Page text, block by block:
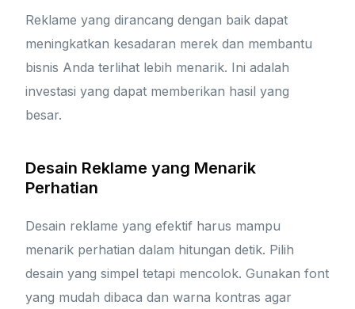
Reklame yang dirancang dengan baik dapat
meningkatkan kesadaran merek dan membantu
bisnis Anda terlihat lebih menarik. Ini adalah
investasi yang dapat memberikan hasil yang
besar.
Desain Reklame yang Menarik
Perhatian
Desain reklame yang efektif harus mampu
menarik perhatian dalam hitungan detik. Pilih
desain yang simpel tetapi mencolok. Gunakan font
yang mudah dibaca dan warna kontras agar